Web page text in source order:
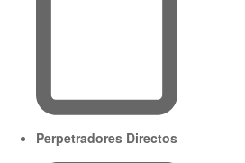
Perpetradores Directos